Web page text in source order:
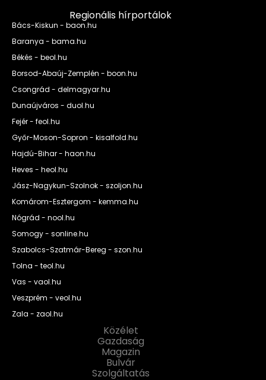
Regionális hírportálok
Bács-Kiskun - baon.hu
Baranya - bama.hu
Békés - beol.hu
Borsod-Abaúj-Zemplén - boon.hu
Csongrád - delmagyar.hu
Dunaújváros - duol.hu
Fejér - feol.hu
Győr-Moson-Sopron - kisalfold.hu
Hajdú-Bihar - haon.hu
Heves - heol.hu
Jász-Nagykun-Szolnok - szoljon.hu
Komárom-Esztergom - kemma.hu
Nógrád - nool.hu
Somogy - sonline.hu
Szabolcs-Szatmár-Bereg - szon.hu
Tolna - teol.hu
Vas - vaol.hu
Veszprém - veol.hu
Zala - zaol.hu
Közélet
Gazdaság
Magazin
Bulvár
Szolgáltatás